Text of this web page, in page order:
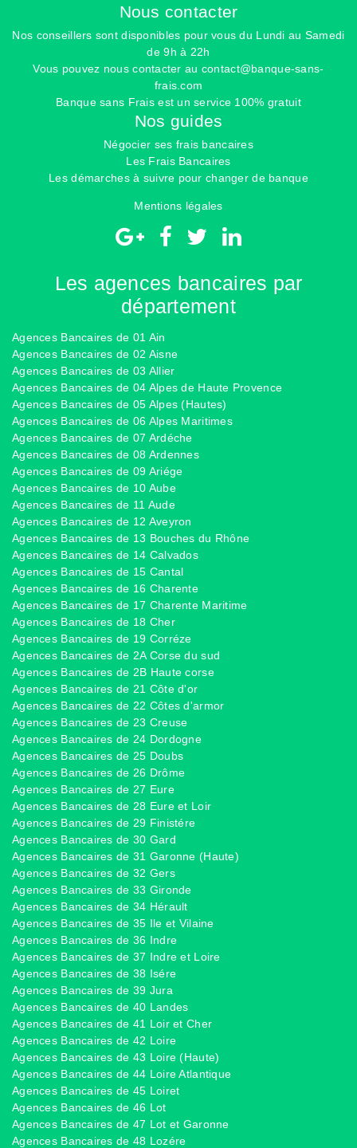
Nous contacter
Nos conseillers sont disponibles pour vous du Lundi au Samedi
de 9h à 22h
Vous pouvez nous contacter au contact@banque-sans-
frais.com
Banque sans Frais est un service 100% gratuit
Nos guides
Négocier ses frais bancaires
Les Frais Bancaires
Les démarches à suivre pour changer de banque
Mentions légales
Les agences bancaires par
département
Agences Bancaires de 01 Ain
Agences Bancaires de 02 Aisne
Agences Bancaires de 03 Allier
Agences Bancaires de 04 Alpes de Haute Provence
Agences Bancaires de 05 Alpes (Hautes)
Agences Bancaires de 06 Alpes Maritimes
Agences Bancaires de 07 Ardéche
Agences Bancaires de 08 Ardennes
Agences Bancaires de 09 Ariége
Agences Bancaires de 10 Aube
Agences Bancaires de 11 Aude
Agences Bancaires de 12 Aveyron
Agences Bancaires de 13 Bouches du Rhône
Agences Bancaires de 14 Calvados
Agences Bancaires de 15 Cantal
Agences Bancaires de 16 Charente
Agences Bancaires de 17 Charente Maritime
Agences Bancaires de 18 Cher
Agences Bancaires de 19 Corréze
Agences Bancaires de 2A Corse du sud
Agences Bancaires de 2B Haute corse
Agences Bancaires de 21 Côte d'or
Agences Bancaires de 22 Côtes d'armor
Agences Bancaires de 23 Creuse
Agences Bancaires de 24 Dordogne
Agences Bancaires de 25 Doubs
Agences Bancaires de 26 Drôme
Agences Bancaires de 27 Eure
Agences Bancaires de 28 Eure et Loir
Agences Bancaires de 29 Finistére
Agences Bancaires de 30 Gard
Agences Bancaires de 31 Garonne (Haute)
Agences Bancaires de 32 Gers
Agences Bancaires de 33 Gironde
Agences Bancaires de 34 Hérault
Agences Bancaires de 35 Ile et Vilaine
Agences Bancaires de 36 Indre
Agences Bancaires de 37 Indre et Loire
Agences Bancaires de 38 Isére
Agences Bancaires de 39 Jura
Agences Bancaires de 40 Landes
Agences Bancaires de 41 Loir et Cher
Agences Bancaires de 42 Loire
Agences Bancaires de 43 Loire (Haute)
Agences Bancaires de 44 Loire Atlantique
Agences Bancaires de 45 Loiret
Agences Bancaires de 46 Lot
Agences Bancaires de 47 Lot et Garonne
Agences Bancaires de 48 Lozére